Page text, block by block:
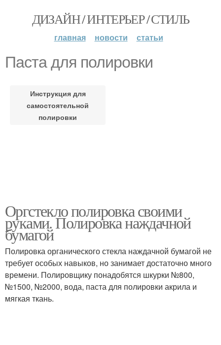
ДИЗАЙН / ИНТЕРЬЕР / СТИЛЬ
главная новости статьи
Паста для полировки
Инструкция для
самостоятельной
полировки
Оргстекло полировка своими
руками. Полировка наждачной
бумагой
Полировка органического стекла наждачной бумагой не
требует особых навыков, но занимает достаточно много
времени. Полировщику понадобятся шкурки №800,
№1500, №2000, вода, паста для полировки акрила и
мягкая ткань.